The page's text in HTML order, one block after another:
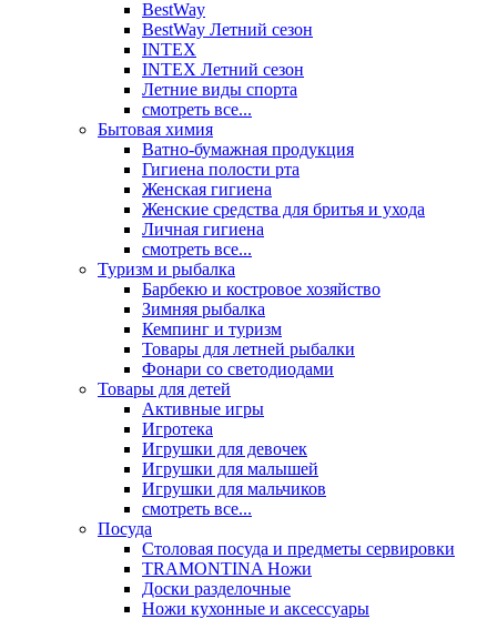
BestWay
BestWay Летний сезон
INTEX
INTEX Летний сезон
Летние виды спорта
смотреть все...
Бытовая химия
Ватно-бумажная продукция
Гигиена полости рта
Женская гигиена
Женские средства для бритья и ухода
Личная гигиена
смотреть все...
Туризм и рыбалка
Барбекю и костровое хозяйство
Зимняя рыбалка
Кемпинг и туризм
Товары для летней рыбалки
Фонари со светодиодами
Товары для детей
Активные игры
Игротека
Игрушки для девочек
Игрушки для малышей
Игрушки для мальчиков
смотреть все...
Посуда
Столовая посуда и предметы сервировки
TRAMONTINA Ножи
Доски разделочные
Ножи кухонные и аксессуары